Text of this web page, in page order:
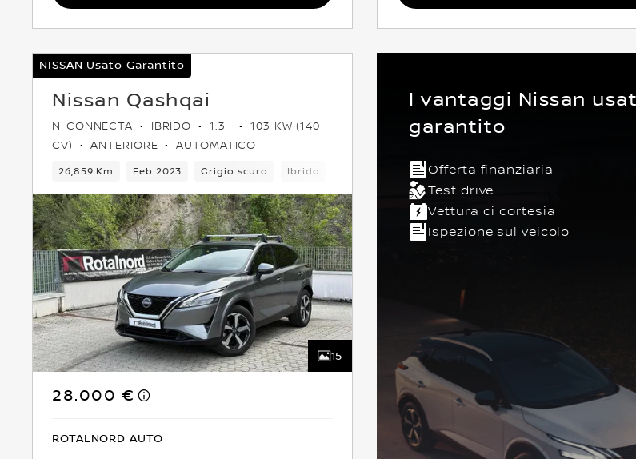
NISSAN Usato Garantito
Nissan Qashqai
N-CONNECTA IBRIDO 1.3 l
103 KW (140
CV)
ANTERIORE AUTOMATICO
26,859 Km Feb 2023 Grigio scuro Ibrido 5 Posti Crossover Anteriore
15
28.000 €
ROTALNORD AUTO
I vantaggi Nissan
garantito
Offerta finanziaria
Test drive
Vettura di cortesia
Ispezione sul veicolo